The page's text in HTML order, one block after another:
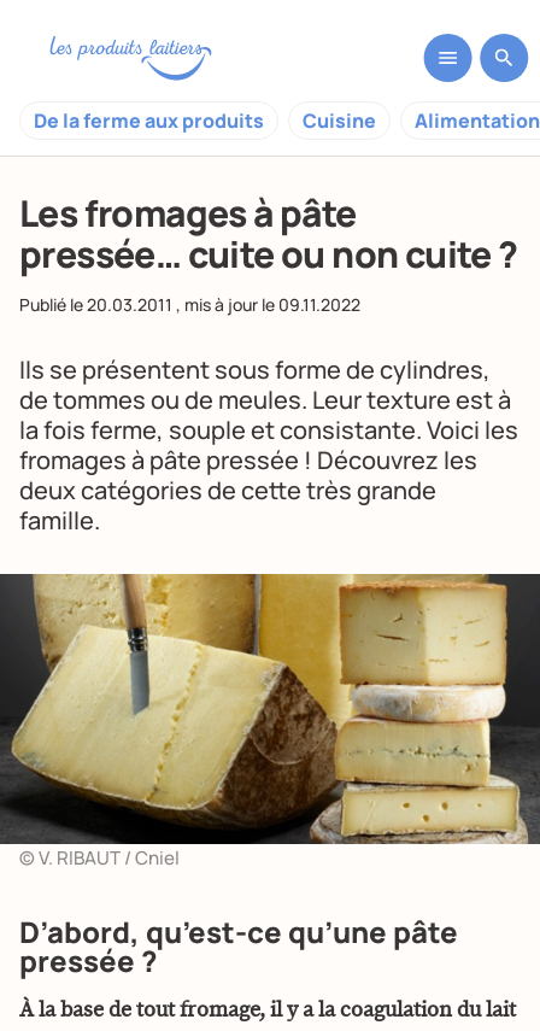
De la ferme aux produits Cuisine
Les fromages à pâte
pressée… cuite ou non cuite ?
Publié le20.03.2011 , mis à jour le 09.11.2022
Ils se présentent sous forme de cylindres,
de tommes ou de meules. Leur texture est à
la fois ferme, souple et consistante. Voici les
fromages à pâte pressée ! Découvrez les
deux catégories de cette très grande
famille.
© V. RIBAUT / Cniel
D’abord, qu’est-ce qu’une pâte
pressée ?
À la base de tout fromage, il y a la coagulation du lait